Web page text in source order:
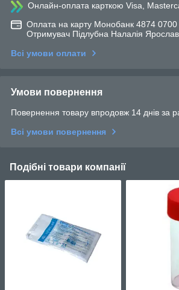
Онлайн-оплата карткою Visa,
Оплата на карту Монобанк 4874 0700
Отримувач Підлубна Налалія
Всі умови оплати
Умови повернення
Повернення товару впродовж 14 днів за
Всі умови повернення
Подібні товари компанії